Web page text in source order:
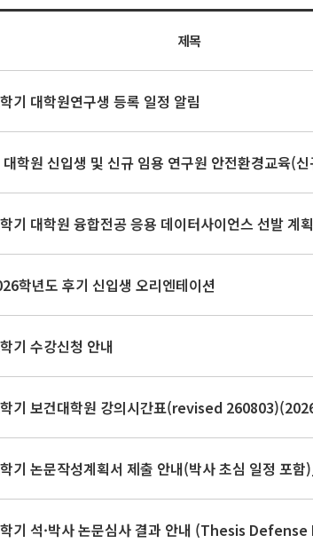
제목
기 대학원연구생 등록 일정 알림
학원 신입생 및 신규 임용 연구원 안전환경교육(
기 대학원 융합전공 응용 데이터사이언스 선발 계
학년도 후기 신입생 오리엔테이션
기 수강신청 안내
기 석·박사 논문심사 결과 안내 (Thesis